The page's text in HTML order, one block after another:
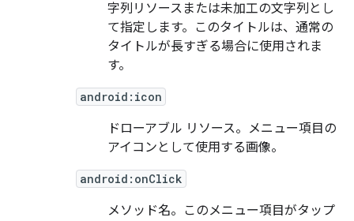
字列リソースまたは未加工の文字列とし
て指定します。このタイトルは、通常の
タイトルが長すぎる場合に使用されま
す。
android:icon
ドローアブル リソース。メニュー項目の
アイコンとして使用する画像。
android:onClick
メソッド名。このメニュー項目がタップ